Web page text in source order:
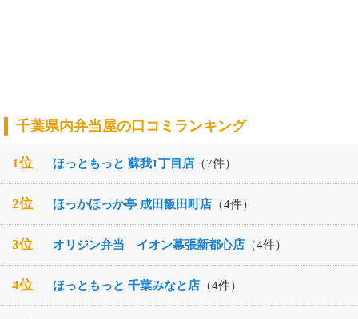
千葉県内弁当屋の口コミランキング
1位 ほっともっと 蘇我1丁目店 （7件）
2位 ほっかほっか亭 成田飯田町店 （4件）
3位 オリジン弁当 イオン幕張新都心店 （4件）
4位 ほっともっと 千葉みなと店 （4件）